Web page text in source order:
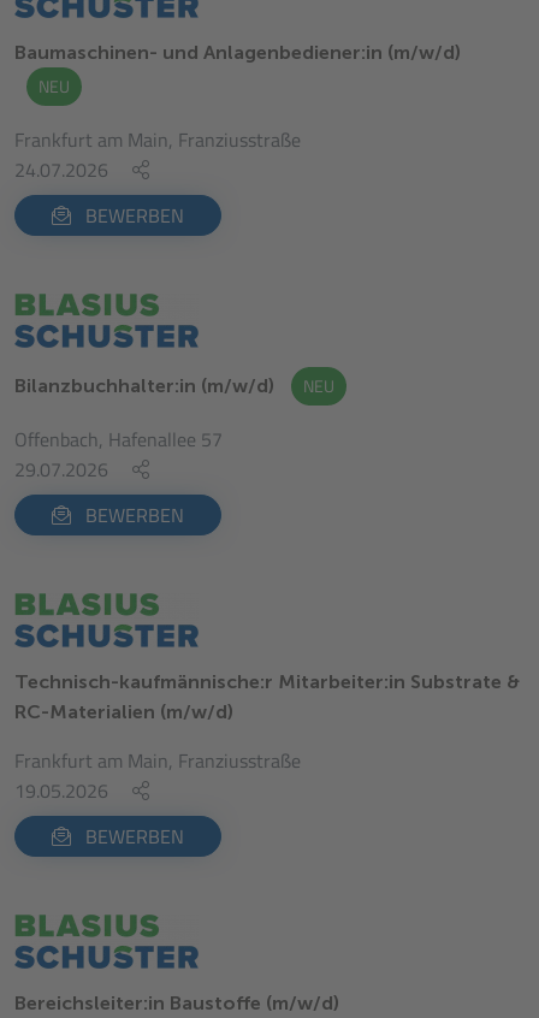
Baumaschinen- und Anlagenbediener:in (m/w/d)
NEU
Frankfurt am Main, Franziusstraße
24.07.2026
BEWERBEN
Bilanzbuchhalter:in (m/w/d) NEU
Offenbach, Hafenallee 57
29.07.2026
BEWERBEN
Technisch-kaufmännische:r Mitarbeiter:in Substrate &
RC-Materialien (m/w/d)
Frankfurt am Main, Franziusstraße
19.05.2026
BEWERBEN
Bereichsleiter:in Baustoffe (m/w/d)